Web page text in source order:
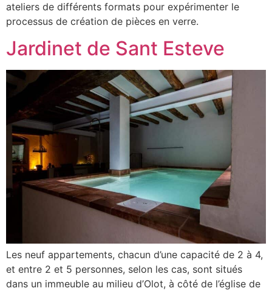
ateliers de différents formats pour expérimenter le
processus de création de pièces en verre.
Jardinet de Sant Esteve
Les neuf appartements, chacun d’une capacité de 2 à 4,
et entre 2 et 5 personnes, selon les cas, sont situés
dans un immeuble au milieu d’Olot, à côté de l’église de